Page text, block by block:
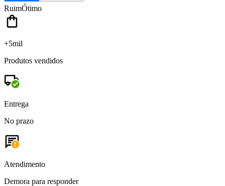
RuimÓtimo
+5mil
Produtos vendidos
Entrega
No prazo
Atendimento
Demora para responder